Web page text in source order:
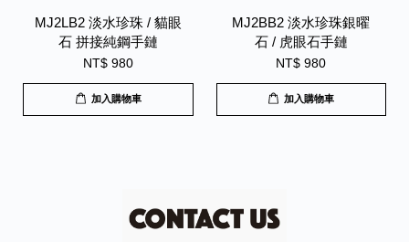
MJ2LB2 淡水珍珠 / 貓眼
石 拼接純鋼手鏈
NT$ 980
加入購物車
MJ2BB2 淡水珍珠銀曜
石 / 虎眼石手鏈
NT$ 980
加入購物車